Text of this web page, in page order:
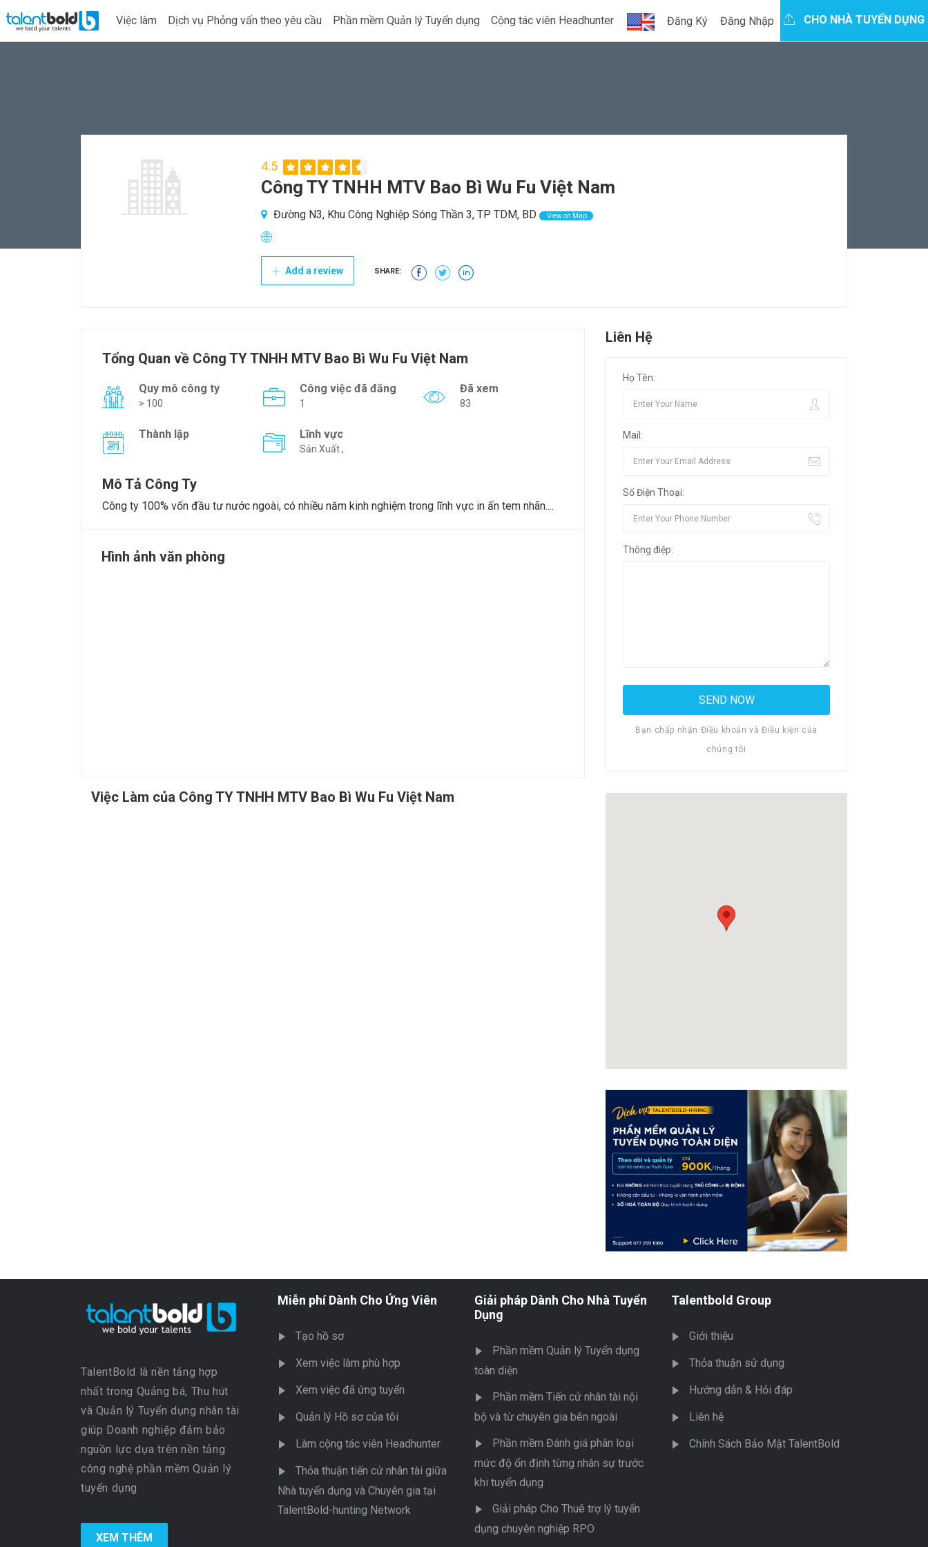
Việc làm Dịch vụ Phỏng vấn theo yêu cầu Phần mềm Quản lý Tuyển dụng Cộng tác viên Headhunter Đăng Ký Đăng Nhập CHO NHÀ TUYỂN DỤNG
4.5
Công TY TNHH MTV Bao Bì Wu Fu Việt Nam
Đường N3, Khu Công Nghiệp Sóng Thần 3, TP TDM, BD View on Map
Add a review SHARE:
Tổng Quan về Công TY TNHH MTV Bao Bì Wu Fu Việt Nam
Quy mô công ty
> 100
Công việc đã đăng
1
Đã xem
83
Thành lập Lĩnh vực
Sản Xuất ,
Mô Tả Công Ty
Công ty 100% vốn đầu tư nước ngoài, có nhiều năm kinh nghiệm trong lĩnh vực in ấn tem nhãn....
Hình ảnh văn phòng
Việc Làm của Công TY TNHH MTV Bao Bì Wu Fu Việt Nam
Liên Hệ
Họ Tên:
Mail:
Số Điện Thoại:
Thông điệp:
Bạn chấp nhận Điều khoản và Điều kiện của
chúng tôi
TalentBold là nền tảng hợp
nhất trong Quảng bá, Thu hút
và Quản lý Tuyển dụng nhân tài
giúp Doanh nghiệp đảm bảo
nguồn lực dựa trên nền tảng
công nghệ phần mềm Quản lý
tuyển dụng
XEM THÊM
Miễn phí Dành Cho Ứng Viên
Tạo hồ sơ
Xem việc làm phù hợp
Xem việc đã ứng tuyển
Quản lý Hồ sơ của tôi
Làm cộng tác viên Headhunter
Thỏa thuận tiến cử nhân tài giữa
Nhà tuyển dụng và Chuyên gia tại
TalentBold-hunting Network
Giải pháp Dành Cho Nhà Tuyển
Dụng
Phần mềm Quản lý Tuyển dụng
toàn diện
Phần mềm Tiến cử nhân tài nội
bộ và từ chuyên gia bên ngoài
Phần mềm Đánh giá phân loại
mức độ ổn định từng nhân sự trước
khi tuyển dụng
Giải pháp Cho Thuê trợ lý tuyển
dụng chuyên nghiệp RPO
Talentbold Group
Giới thiệu
Thỏa thuận sử dụng
Hướng dẫn & Hỏi đáp
Liên hệ
Chính Sách Bảo Mật TalentBold